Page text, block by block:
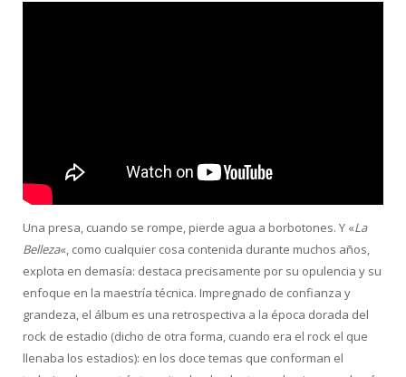
Una presa, cuando se rompe, pierde agua a borbotones. Y «La
Belleza«, como cualquier cosa contenida durante muchos años,
explota en demasía: destaca precisamente por su opulencia y su
enfoque en la maestría técnica. Impregnado de confianza y
grandeza, el álbum es una retrospectiva a la época dorada del
rock de estadio (dicho de otra forma, cuando era el rock el que
llenaba los estadios): en los doce temas que conforman el